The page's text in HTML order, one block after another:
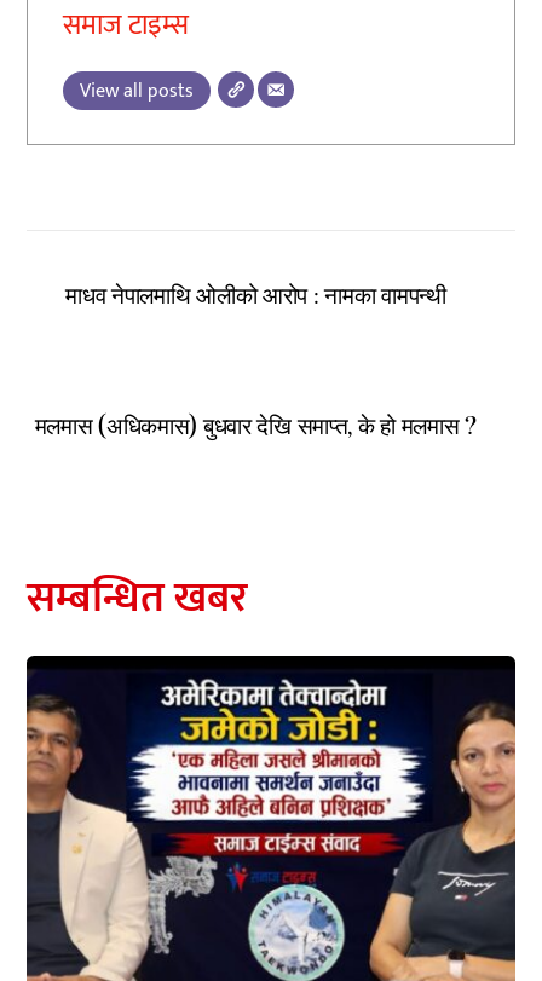
समाज टाइम्स
View all posts
माधव नेपालमाथि ओलीको आरोप : नामका वामपन्थी
मलमास (अधिकमास) बुधवार देखि समाप्त, के हो मलमास ?
सम्बन्धित खबर